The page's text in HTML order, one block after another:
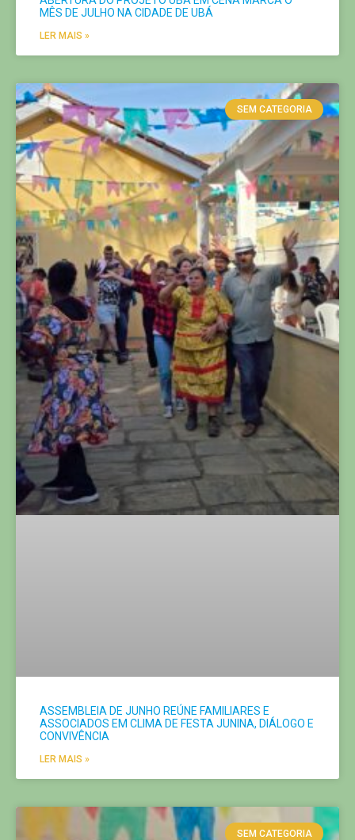
MÊS DE JULHO NA CIDADE DE UBÁ
LER MAIS »
SEM CATEGORIA
ASSEMBLEIA DE JUNHO REÚNE FAMILIARES E
ASSOCIADOS EM CLIMA DE FESTA JUNINA, DIÁLOGO E
CONVIVÊNCIA
LER MAIS »
SEM CATEGORIA